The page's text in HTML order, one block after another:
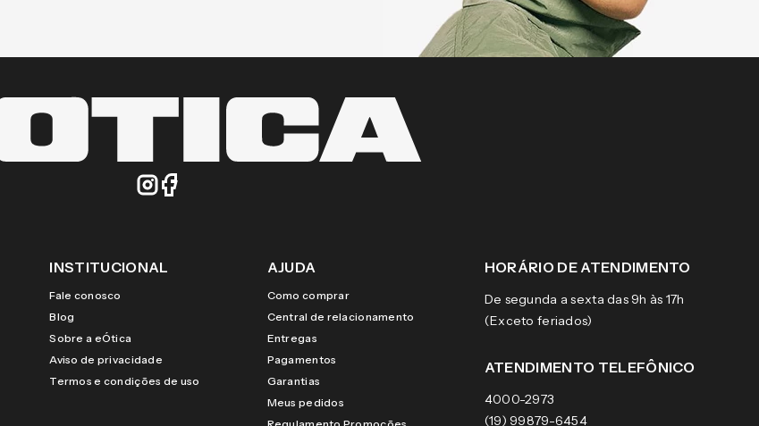
INSTITUCIONAL
Fale conosco
Blog
Sobre a eÓtica
Aviso de privacidade
Termos e condições de uso
AJUDA
Como comprar
Central de relacionamento
Entregas
Pagamentos
Garantias
Meus pedidos
HORÁRIO DE ATENDIMENTO
De segunda a sexta das 9h às 17h
(Exceto feriados)
ATENDIMENTO TELEFÔNICO
4000-2973
(19) 99879-6454